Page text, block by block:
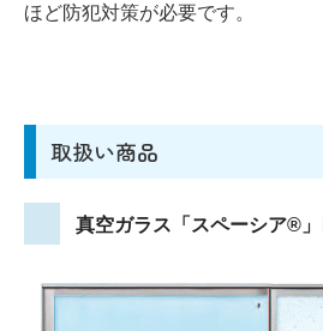
ほど防犯対策が必要です。
取扱い商品
真空ガラス「スペーシア®」